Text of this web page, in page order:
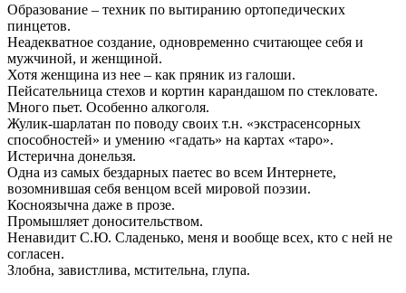
Образование – техник по вытиранию ортопедических
пинцетов.
Неадекватное создание, одновременно считающее себя и
мужчиной, и женщиной.
Хотя женщина из нее – как пряник из галоши.
Пейсательница стехов и кортин карандашом по стекловате.
Много пьет. Особенно алкоголя.
Жулик-шарлатан по поводу своих т.н. «экстрасенсорных
способностей» и умению «гадать» на картах «таро».
Истерична донельзя.
Одна из самых бездарных паетес во всем Интернете,
возомнившая себя венцом всей мировой поэзии.
Косноязычна даже в прозе.
Промышляет доносительством.
Ненавидит С.Ю. Сладенько, меня и вообще всех, кто с ней не
согласен.
Злобна, завистлива, мстительна, глупа.